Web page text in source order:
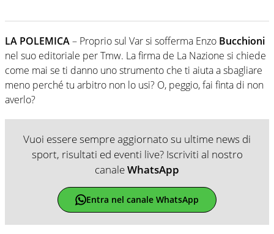
LA POLEMICA– Proprio sul Var si sofferma Enzo Bucchioni
nel suo editoriale per Tmw. La firma de La Nazione si chiede
come mai se ti danno uno strumento che ti aiuta a sbagliare
meno perché tu arbitro non lo usi? O, peggio, fai finta di non
averlo?
Vuoi essere sempre aggiornato su ultime news di
sport, risultati ed eventi live? Iscriviti al nostro
canaleWhatsApp
Entra nel canale WhatsApp